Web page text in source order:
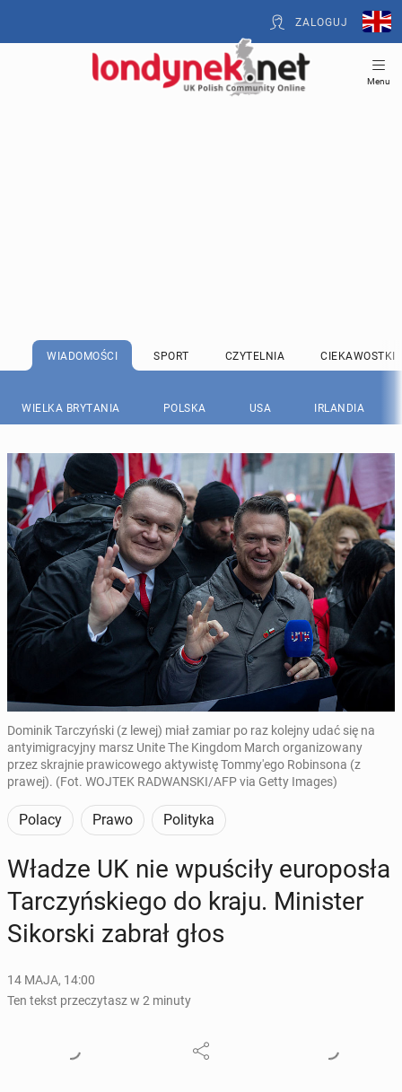
ZALOGUJ
Menu
WIADOMOŚCI SPORT CZYTELNIA CIEKAWOSTKI
WIELKA BRYTANIA POLSKA USA IRLANDIA
Dominik Tarczyński (z lewej) miał zamiar po raz kolejny udać się na
antyimigracyjny marsz Unite The Kingdom March organizowany
przez skrajnie prawicowego aktywistę Tommy'ego Robinsona (z
prawej). (Fot. WOJTEK RADWANSKI/AFP via Getty Images)
Polacy Prawo Polityka
Władze UK nie wpu­ści­ły eu­ro­po­sła
Tar­czyń­skie­go do kraju. Mi­ni­ster
Si­kor­ski zabrał głos
14 MAJA, 14:00
Ten tekst przeczytasz w 2 minuty